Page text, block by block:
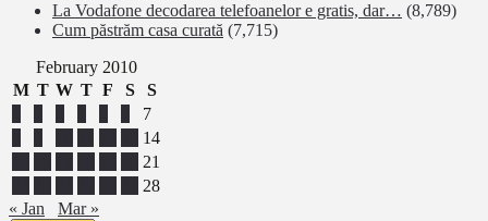
La Vodafone decodarea telefoanelor e gratis, dar… (8,789)
Cum păstrăm casa curată (7,715)
February 2010
M T W T F S
S
7
14
21
28
« Jan
Mar »